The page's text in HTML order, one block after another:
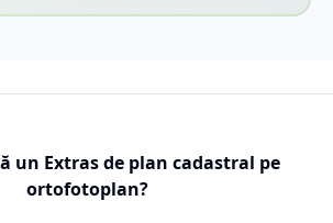
un Extras de plan cadastral pe
ortofotoplan?